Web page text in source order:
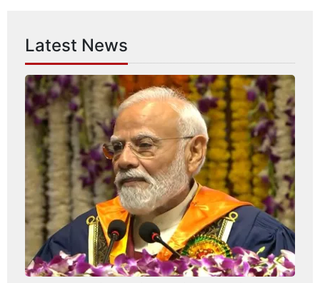
Latest News